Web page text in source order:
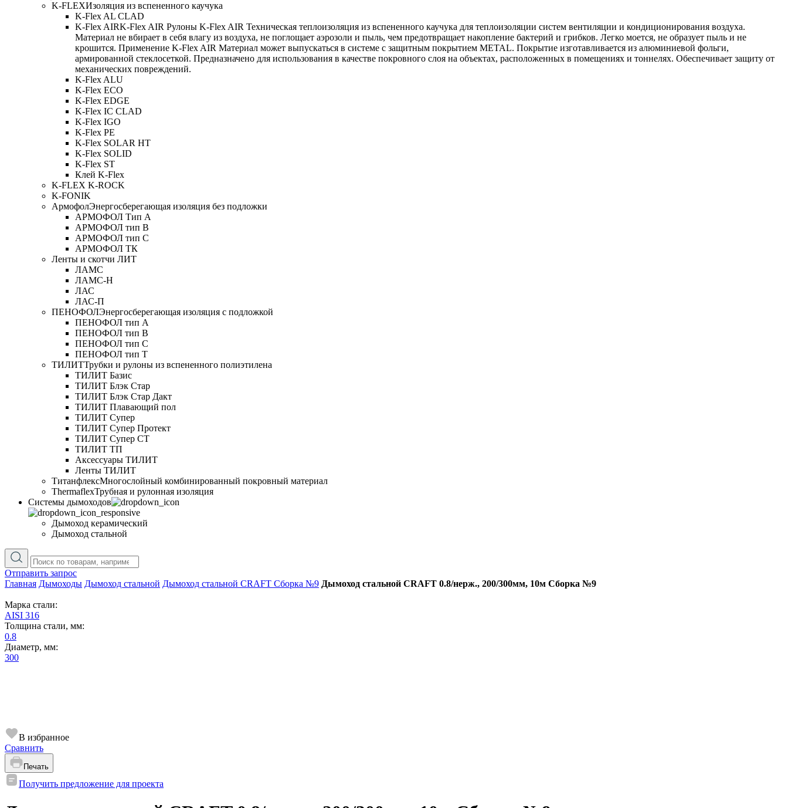
K-FLEXИзоляция из вспененного каучука
K-Flex AL CLAD
K-Flex AIRK-Flex AIR Рулоны K-Flex AIR Техническая теплоизоляция из вспененного каучука для теплоизоляции систем вентиляции и кондиционирования воздуха.
Материал не вбирает в себя влагу из воздуха, не поглощает аэрозоли и пыль, чем предотвращает накопление бактерий и грибков. Легко моется, не образует пыль и не
крошится. Применение K-Flex AIR Материал может выпускаться в системе c защитным покрытием METAL. Покрытие изготавливается из алюминиевой фольги,
армированной стеклосеткой. Предназначено для использования в качестве покровного слоя на объектах, расположенных в помещениях и тоннелях. Обеспечивает защиту от
механических повреждений.
K-Flex ALU
K-Flex ECO
K-Flex EDGE
K-Flex IC CLAD
K-Flex IGO
K-Flex PE
K-Flex SOLAR HT
K-Flex SOLID
K-Flex ST
Клей K-Flex
K-FLEX K-ROCK
K-FONIK
АрмофолЭнергосберегающая изоляция без подложки
АРМОФОЛ Тип А
АРМОФОЛ тип В
АРМОФОЛ тип C
АРМОФОЛ ТК
Ленты и скотчи ЛИТ
ЛАМС
ЛАМС-Н
ЛАС
ЛАС-П
ПЕНОФОЛЭнергосберегающая изоляция с подложкой
ПЕНОФОЛ тип А
ПЕНОФОЛ тип B
ПЕНОФОЛ тип C
ПЕНОФОЛ тип T
ТИЛИТТрубки и рулоны из вспененного полиэтилена
ТИЛИТ Базис
ТИЛИТ Блэк Стар
ТИЛИТ Блэк Стар Дакт
ТИЛИТ Плавающий пол
ТИЛИТ Супер
ТИЛИТ Супер Протект
ТИЛИТ Супер СТ
ТИЛИТ ТП
Аксессуары ТИЛИТ
Ленты ТИЛИТ
ТитанфлексМногослойный комбинированный покровный материал
ThermaflexТрубная и рулонная изоляция
Cистемы дымоходов
Дымоход керамический
Дымоход стальной
Отправить запрос
Главная Дымоходы Дымоход стальной Дымоход стальной CRAFT Сборка №9 Дымоход стальной CRAFT 0.8/нерж., 200/300мм, 10м Сборка №9
Марка стали:
AISI 316
Толщина стали, мм:
0.8
Диаметр, мм:
300
В избранное
Сравнить
Печать
Получить предложение для проекта